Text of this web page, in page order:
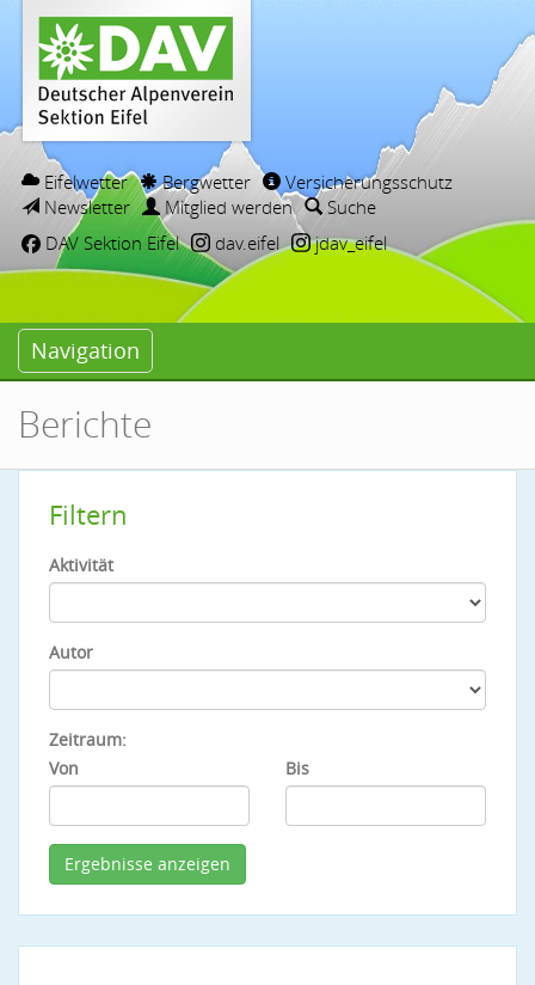
Eifelwetter Bergwetter
Versicherungsschutz
Newsletter
Mitglied werden
Suche
DAV Sektion Eifel
dav.eifel jdav_eifel
Navigation
Berichte
Filtern
Aktivität
Autor
Zeitraum:
Von
Bis